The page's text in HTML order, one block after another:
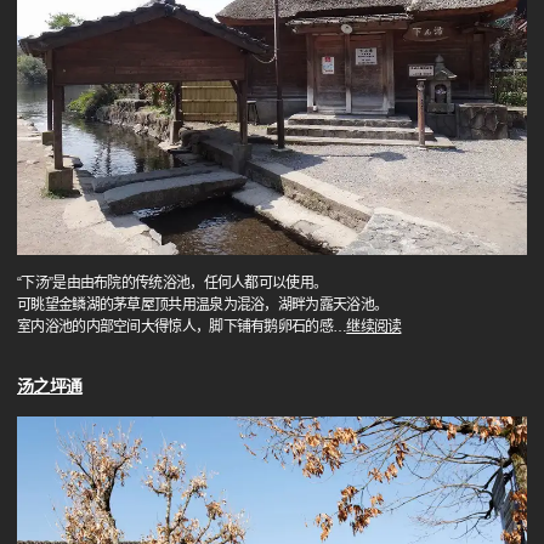
“下汤”是由由布院的传统浴池，任何人都可以使用。
可眺望金鳞湖的茅草屋顶共用温泉为混浴，湖畔为露天浴池。
室内浴池的内部空间大得惊人，脚下铺有鹅卵石的感…继续阅读
汤之坪通